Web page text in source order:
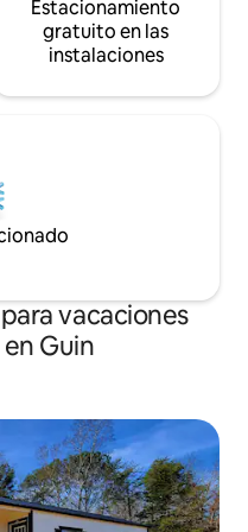
Estacionamiento
gratuito en las
instalaciones
vacaciones
Guin